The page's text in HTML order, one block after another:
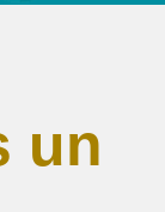
un